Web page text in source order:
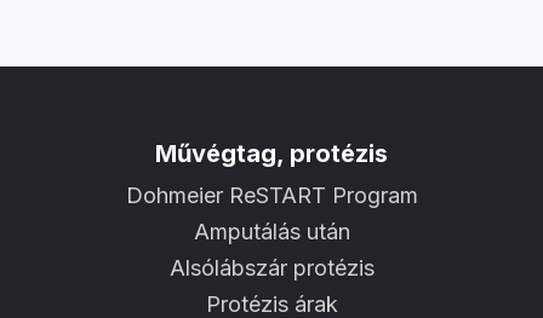
Művégtag, protézis
Dohmeier ReSTART Program
Amputálás után
Alsólábszár protézis
Protézis árak